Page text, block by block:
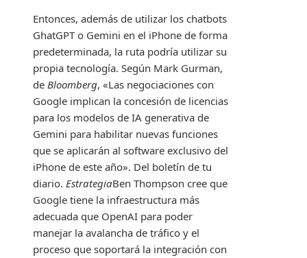
Entonces, además de utilizar los chatbots
GhatGPT o Gemini en el iPhone de forma
predeterminada, la ruta podría utilizar su
propia tecnología. Según Mark Gurman,
de Bloomberg, «Las negociaciones con
Google implican la concesión de licencias
para los modelos de IA generativa de
Gemini para habilitar nuevas funciones
que se aplicarán al software exclusivo del
iPhone de este año». Del boletín de tu
diario. EstrategiaBen Thompson cree que
Google tiene la infraestructura más
adecuada que OpenAI para poder
manejar la avalancha de tráfico y el
proceso que soportará la integración con